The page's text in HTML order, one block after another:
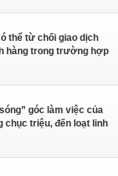
thể từ chối giao dịch
hàng trong trường hợp
góc làm việc của
chục triệu, đến loạt linh